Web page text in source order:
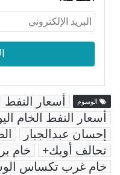
الوسوم أسعار النفط
أسعار النفط الخام
إحسان عبدالجبار
تحالف أوبك+
خام
خام غرب تكساس